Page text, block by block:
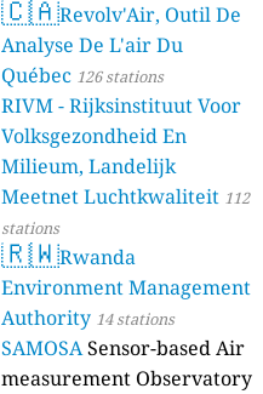
🇨🇦Revolv'Air, Outil De
Analyse De L'air Du
Québec 126 stations
RIVM - Rijksinstituut Voor
Volksgezondheid En
Milieum, Landelijk
Meetnet Luchtkwaliteit 112
stations
🇷🇼Rwanda
Environment Management
Authority 14 stations
SAMOSASensor-based Air
measurement Observatory